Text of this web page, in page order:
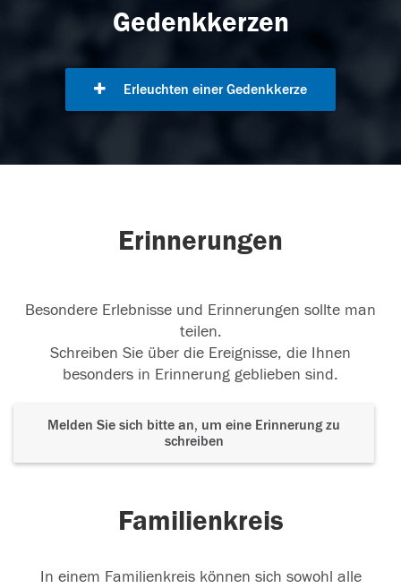
Gedenkkerzen
Erleuchten einer Gedenkkerze
Erinnerungen
Besondere Erlebnisse und Erinnerungen sollte man
teilen.
Schreiben Sie über die Ereignisse, die Ihnen
besonders in Erinnerung geblieben sind.
Melden Sie sich bitte an, um eine Erinnerung zu
schreiben
Familienkreis
In einem Familienkreis können sich sowohl alle